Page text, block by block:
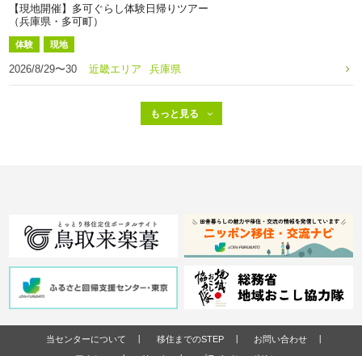
【現地開催】多可ぐらし体験日帰りツアー
（兵庫県・多可町）
体験 現地
2026/8/29〜30 近畿エリア 兵庫県
当センターについて 移住までのSTEP
お問い合わせ